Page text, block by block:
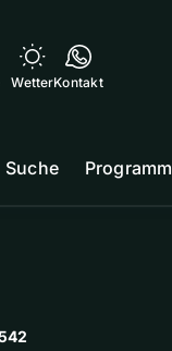
WetterKontakt
Suche Programm